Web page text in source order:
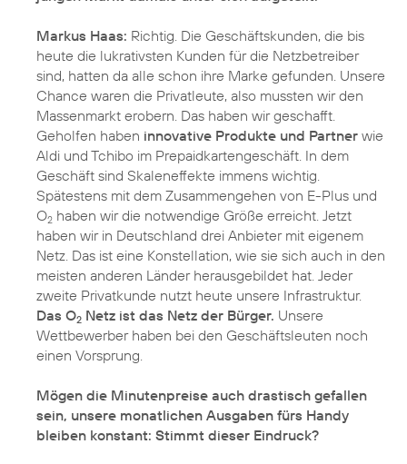
Markus Haas: Richtig. Die Geschäftskunden, die bis
heute die lukrativsten Kunden für die Netzbetreiber
sind, hatten da alle schon ihre Marke gefunden. Unsere
Chance waren die Privatleute, also mussten wir den
Massenmarkt erobern. Das haben wir geschafft.
Geholfen haben innovative Produkte und Partner wie
Aldi und Tchibo im Prepaidkartengeschäft. In dem
Geschäft sind Skaleneffekte immens wichtig.
Spätestens mit dem Zusammengehen von E-Plus und
O2 haben wir die notwendige Größe erreicht. Jetzt
haben wir in Deutschland drei Anbieter mit eigenem
Netz. Das ist eine Konstellation, wie sie sich auch in den
meisten anderen Länder herausgebildet hat. Jeder
zweite Privatkunde nutzt heute unsere Infrastruktur.
Das O2 Netz ist das Netz der Bürger. Unsere
Wettbewerber haben bei den Geschäftsleuten noch
einen Vorsprung.
Mögen die Minutenpreise auch drastisch gefallen
sein, unsere monatlichen Ausgaben fürs Handy
bleiben konstant: Stimmt dieser Eindruck?